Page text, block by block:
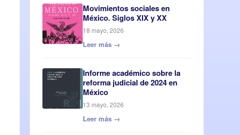
Movimientos sociales en
México. Siglos XIX y XX
18 mayo, 2026
Leer más →
Informe académico sobre la
reforma judicial de 2024 en
México
13 mayo, 2026
Leer más →